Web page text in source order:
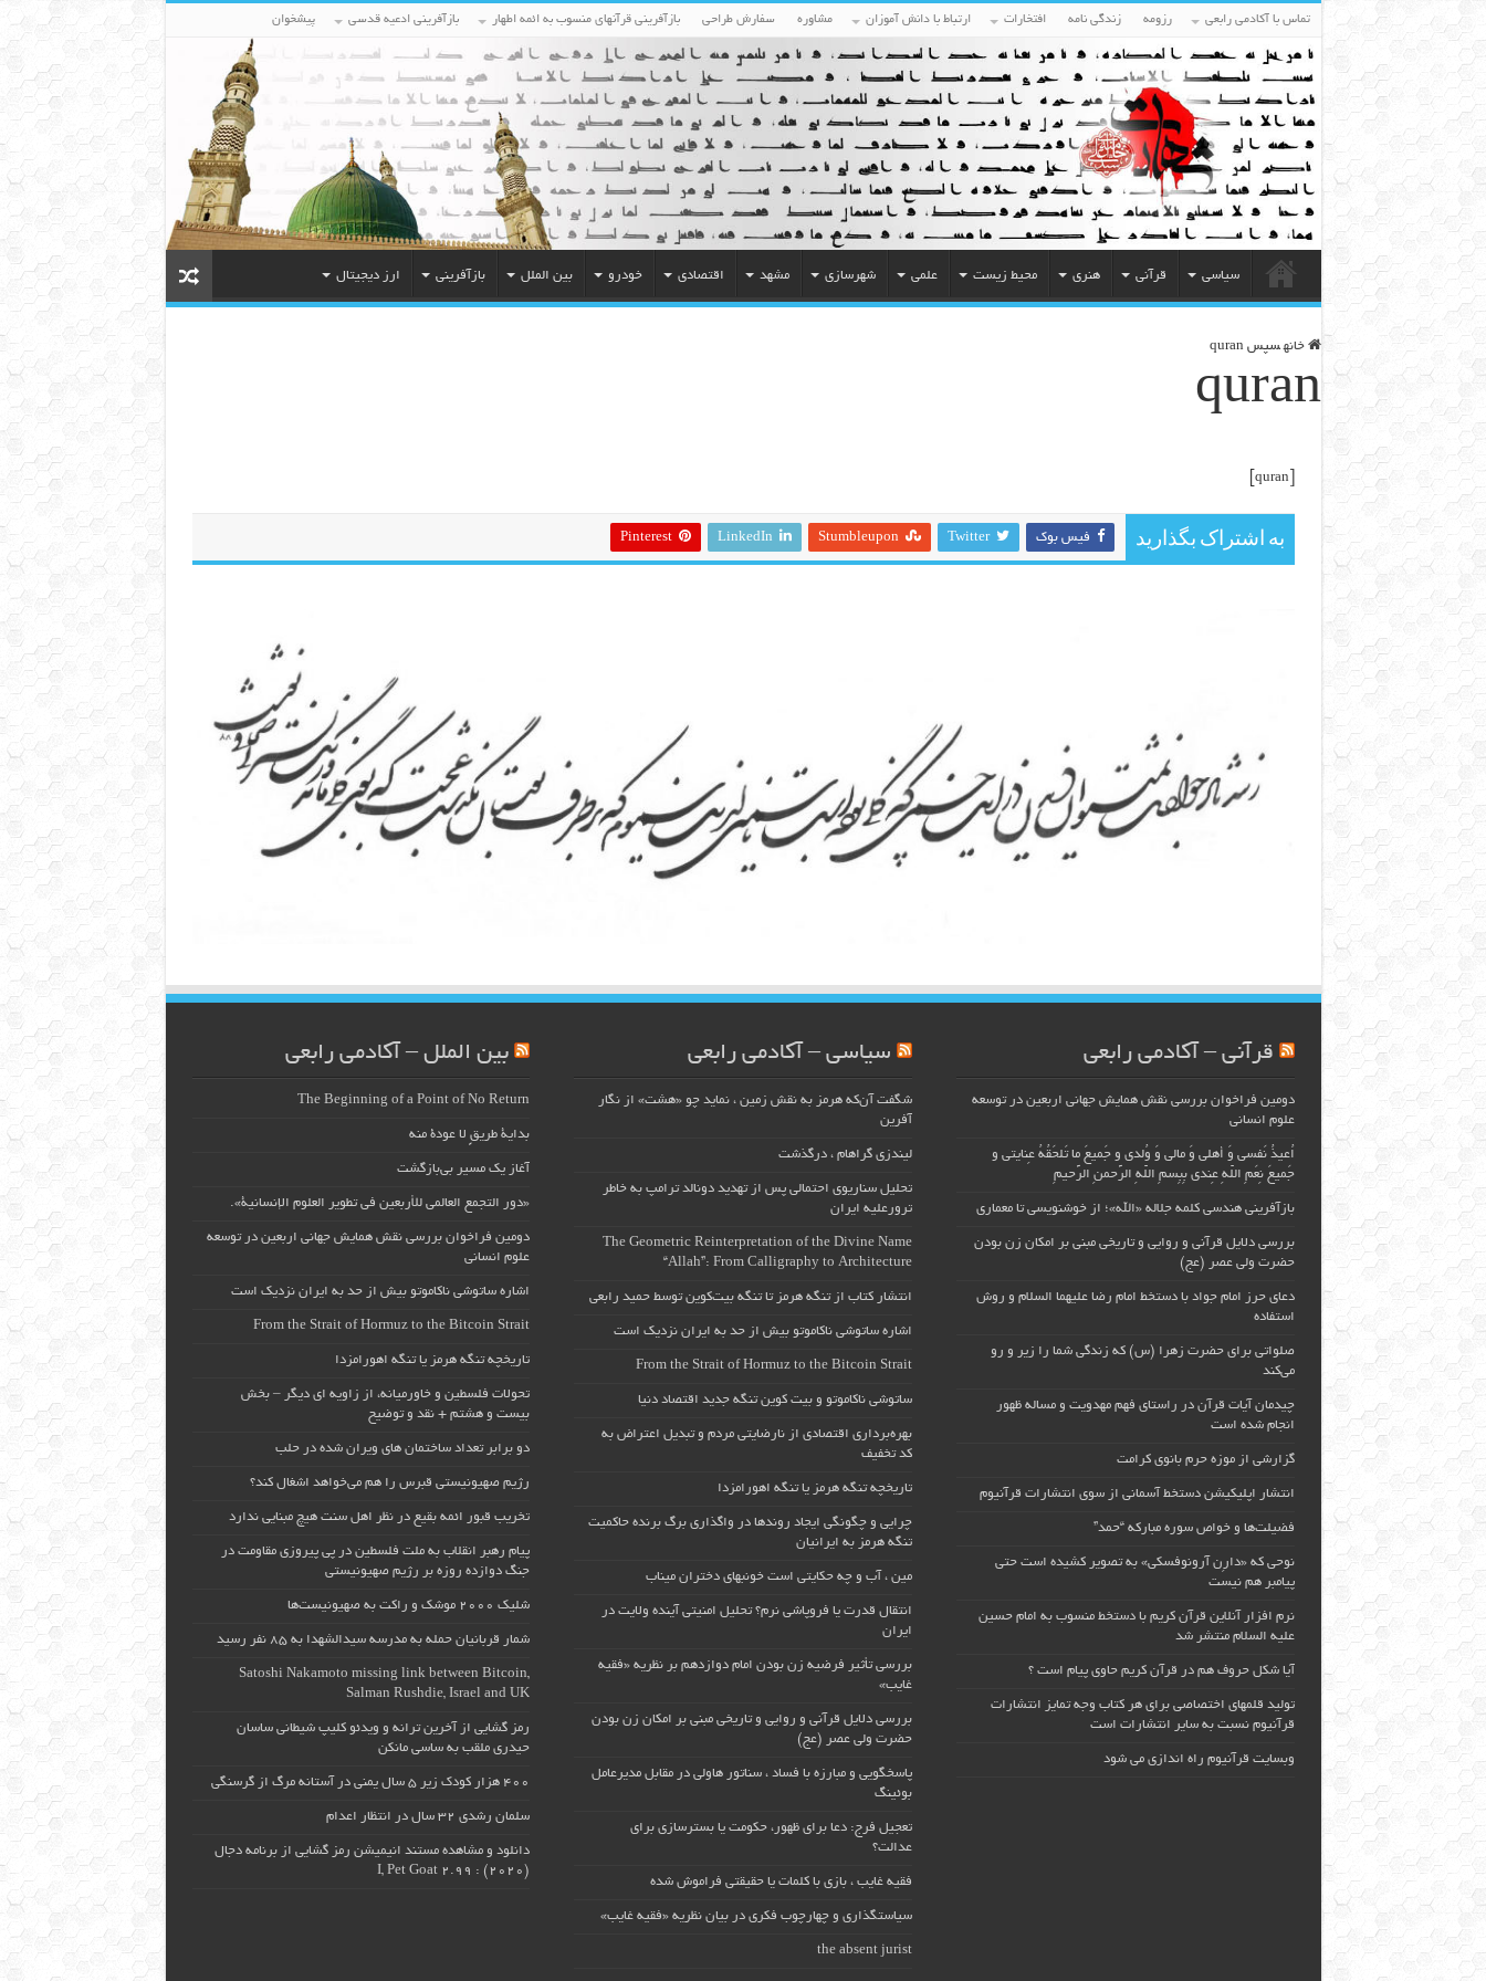
تماس با آکادمی رابعی رزومه زندگی نامه افتخارات ارتباط با دانش آموزان مشاوره سفارش طراحی بازآفرینی قرآنهای منسوب به ائمه اطهار بازآفرینی ادعیه قدسی پیشخوان
سیاسی قرآنی هنری محیط زیست علمی شهرسازی مشهد اقتصادی خودرو بین الملل بازآفرینی ارز دیجیتال
خانه سپس quran
quran
به اشتراک بگذارید فیس بوک Twitter
Stumbleupon
LinkedIn
Pinterest
قرآنی – آکادمی رابعی
دومین فراخوان بررسی نقش همایش جهانی اربعین در توسعه
علوم انسانی
اُعیذُ نَفسی وَ أهلی وَ مالی وَ وُلدی و جَمیعَ ما تَلحَقُهُ عِنایتی و
جَمیعَ نِعَمِ اللّهِ عِندی بِبِسمِ اللّهِ الرَّحمنِ الرَّحیمِ
بازآفرینی هندسی کلمه جلاله «الله»؛ از خوشنویسی تا معماری
بررسی دلایل قرآنی و روایی و تاریخی مبنی بر امکان زن بودن
حضرت ولی عصر (عج)
دعای حرز امام جواد با دستخط امام رضا علیهما السلام و روش
استفاده
صلواتی برای حضرت زهرا (س) که زندگی شما را زیر و رو
می‌کند
چیدمان آیات قرآن در راستای فهم مهدویت و مساله ظهور
انجام شده است
گزارشی از موزه حرم بانوی کرامت
انتشار اپلیکیشن دستخط آسمانی از سوی انتشارات قرآنیوم
فضیلت‌ها و خواص سوره مبارکه “حمد”
نوحی که «دارِن آرونوفسکی» به تصویر کشیده است حتی
پیامبر هم نیست
نرم افزار آنلاین قرآن کریم با دستخط منسوب به امام حسین
علیه السلام منتشر شد
آیا شکل حروف هم در قرآن کریم حاوی پیام است ؟
تولید قلمهای اختصاصی برای هر کتاب وجه تمایز انتشارات
قرآنیوم نسبت به سایر انتشارات است
وبسایت قرآنیوم راه اندازی می شود
سیاسی – آکادمی رابعی
شگفت آن‌که هرمز به نقش زمین ، نماید چو «هشت» از نگار
آفرین
لیندزی گراهام ، درگذشت
تحلیل سناریوی احتمالی پس از تهدید دونالد ترامپ به خاطر
ترورعلیه ایران
The Geometric Reinterpretation of the Divine Name
“Allah”: From Calligraphy to Architecture
انتشار کتاب از تنگه هرمز تا تنگه بیت‌کوین توسط حمید رابعی
اشاره ساتوشی ناکاموتو بیش از حد به ایران نزدیک است
From the Strait of Hormuz to the Bitcoin Strait
ساتوشی ناکاموتو و بیت کوین تنگه جدید اقتصاد دنیا
بهره‌برداری اقتصادی از نارضایتی مردم و تبدیل اعتراض به
کد تخفیف
تاریخچه تنگه هرمز یا تنگه اهورامزدا
چرایی و چگونگی ایجاد روندها در واگذاری برگ برنده حاکمیت
تنگه هرمز به ایرانیان
مین ، آب و چه حکایتی است خونبهای دختران میناب
انتقال قدرت یا فروپاشی نرم؟ تحلیل امنیتی آینده ولایت در
ایران
بررسی تأثیر فرضیه زن بودن امام دوازدهم بر نظریه «فقیه
غایب»
بررسی دلایل قرآنی و روایی و تاریخی مبنی بر امکان زن بودن
حضرت ولی عصر (عج)
پاسخگویی و مبارزه با فساد ، سناتور هاولی در مقابل مدیرعامل
بوئینگ
تعجیل فرج: دعا برای ظهور، حکومت یا بسترسازی برای
عدالت؟
فقیه غایب ، بازی با کلمات یا حقیقتی فراموش شده
سیاستگذاری و چهارچوب فکری در بیان نظریه «فقیه غایب»
the absent jurist
بین الملل – آکادمی رابعی
The Beginning of a Point of No Return
بداية طريقٍ لا عودة منه
آغاز یک مسیر بی‌بازگشت
«دور التجمع العالمي للأربعين في تطوير العلوم الإنسانية».
دومین فراخوان بررسی نقش همایش جهانی اربعین در توسعه
علوم انسانی
اشاره ساتوشی ناکاموتو بیش از حد به ایران نزدیک است
From the Strait of Hormuz to the Bitcoin Strait
تاریخچه تنگه هرمز یا تنگه اهورامزدا
تحولات فلسطین و خاورمیانه، از زاویه ای دیگر – بخش
بیست و هشتم + نقد و توضیح
دو برابر تعداد ساختمان های ویران شده در حلب
رژیم صهیونیستی قبرس را هم می‌خواهد اشغال کند؟
تخریب قبور ائمه بقیع در نظر اهل سنت هیچ مبنایی ندارد
پیام رهبر انقلاب به ملت فلسطین در پی پیروزی مقاومت در
جنگ دوازده روزه بر رژیم صهیونیستی
شلیک ۲۰۰۰ موشک و راکت به صهیونیست‌ها
شمار قربانیان حمله به مدرسه سیدالشهدا به ۸۵ نفر رسید
Satoshi Nakamoto missing link between Bitcoin,
Salman Rushdie, Israel and UK
رمز گشایی از آخرین ترانه و ویدئو کلیپ شیطانی ساسان
حیدری ملقب به ساسی مانکن
۴۰۰ هزار کودک زیر ۵ سال یمنی در آستانه مرگ از گرسنگی
سلمان رشدی ۳۲ سال در انتظار اعدام
دانلود و مشاهده مستند انیمیشن رمز گشایی از برنامه دجال
(۲۰۲۰) : I, Pet Goat 2.99